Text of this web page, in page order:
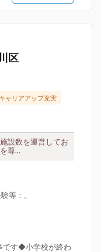
区
ャリアアップ充実
設数を運営してお
尊...
等：。
です◆小学校が終わ